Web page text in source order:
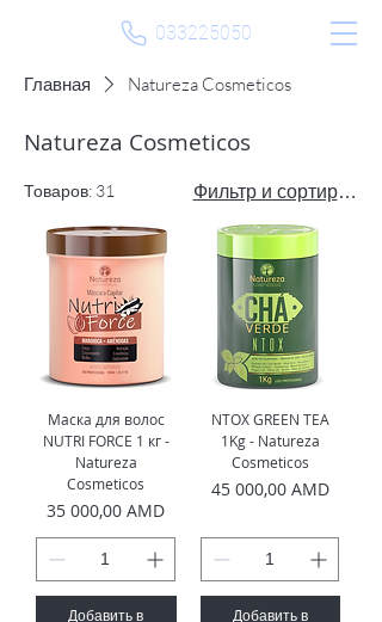
033225050
Главная Natureza Cosmeticos
Natureza Cosmeticos
Товаров: 31 Фильтр и сортировка
Маска для волос
NUTRI FORCE 1 кг -
Natureza
Cosmeticos
Цена
35 000,00 AMD
Добавить в
NTOX GREEN TEA
1Kg - Natureza
Cosmeticos
Цена
45 000,00 AMD
Добавить в